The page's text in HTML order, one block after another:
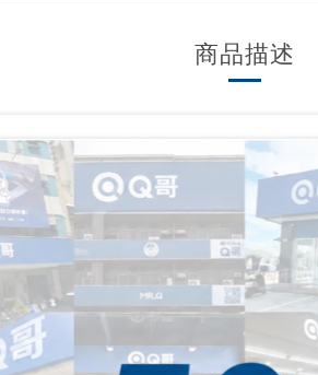
商品描述